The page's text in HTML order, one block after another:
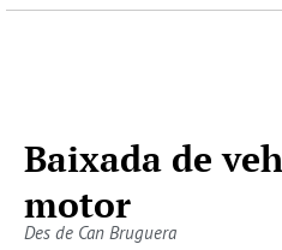
Baixada de
motor
Des de Can Bruguera